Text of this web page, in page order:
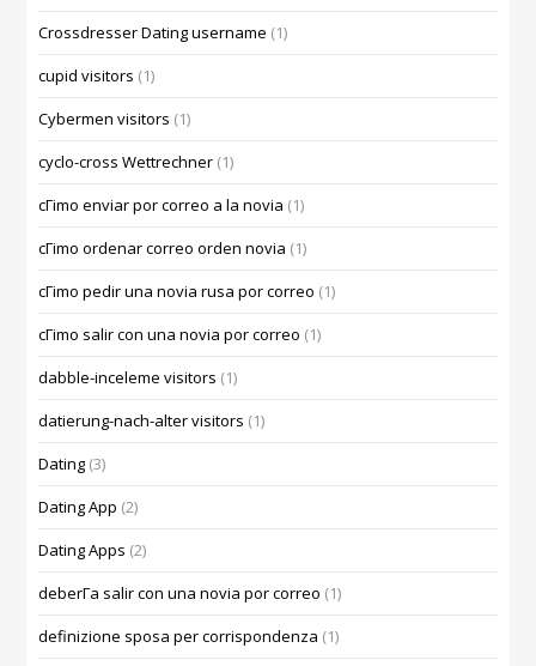
Crossdresser Dating username (1)
cupid visitors (1)
Cybermen visitors (1)
cyclo-cross Wettrechner (1)
cГіmo enviar por correo a la novia (1)
cГіmo ordenar correo orden novia (1)
cГіmo pedir una novia rusa por correo (1)
cГіmo salir con una novia por correo (1)
dabble-inceleme visitors (1)
datierung-nach-alter visitors (1)
Dating (3)
Dating App (2)
Dating Apps (2)
deberГ­a salir con una novia por correo (1)
definizione sposa per corrispondenza (1)